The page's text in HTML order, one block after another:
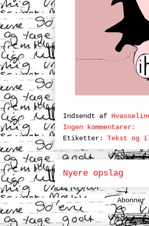
Indsendt af
Ingen kommentarer:
Etiketter: Tekst og
Nyere opslag